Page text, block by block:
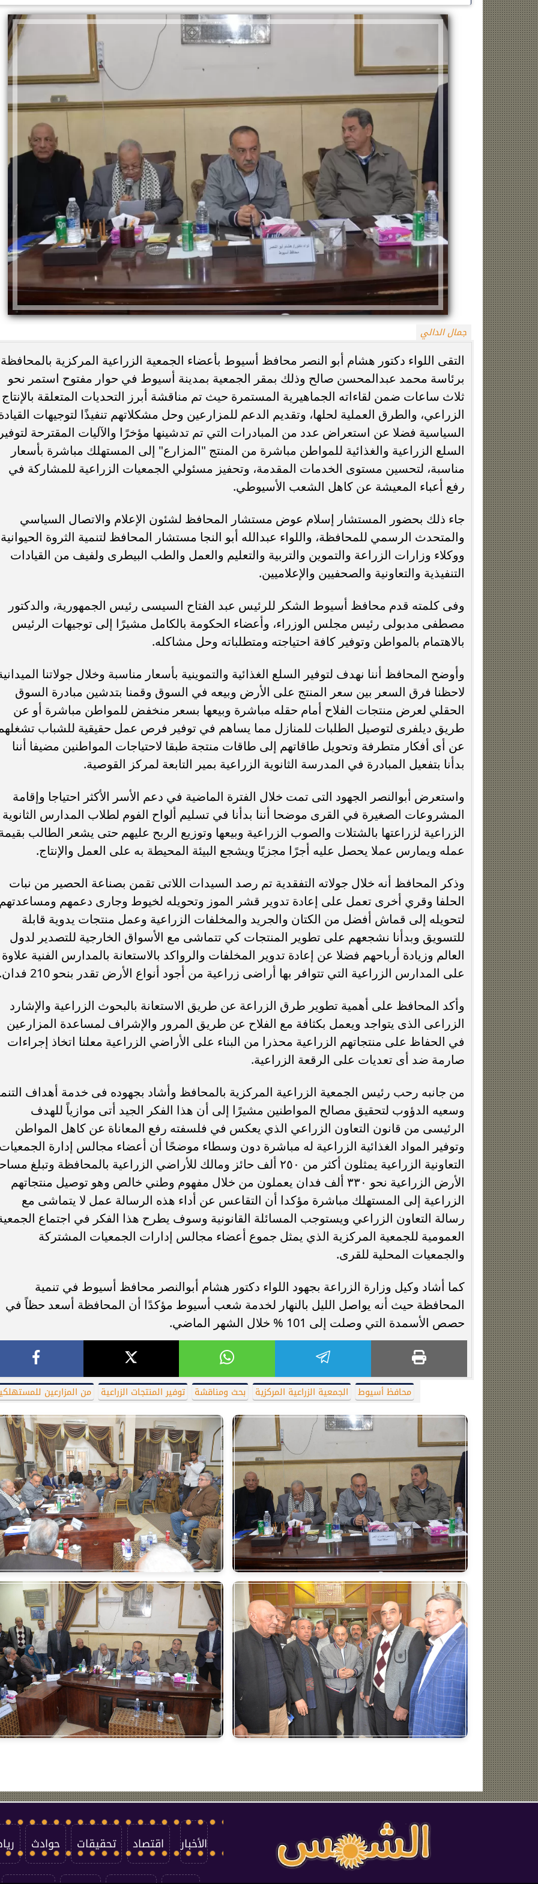
جمال الدالي
التقى اللواء دكتور هشام أبو النصر محافظ أسيوط بأعضاء الجمعية الزراعية المركزية بالمحافظة
برئاسة محمد عبدالمحسن صالح وذلك بمقر الجمعية بمدينة أسيوط في حوار مفتوح استمر نحو
ثلاث ساعات ضمن لقاءاته الجماهيرية المستمرة حيث تم مناقشة أبرز التحديات المتعلقة بالإنتاج
الزراعي، والطرق العملية لحلها، وتقديم الدعم للمزارعين وحل مشكلاتهم تنفيذًا لتوجيهات
السياسية فضلا عن استعراض عدد من المبادرات التي تم تدشينها مؤخرًا والآليات المقترحة
السلع الزراعية والغذائية للمواطن مباشرة من المنتج "المزارع" إلى المستهلك مباشرة بأسعار
مناسبة، لتحسين مستوى الخدمات المقدمة، وتحفيز مسئولي الجمعيات الزراعية للمشاركة في
رفع أعباء المعيشة عن كاهل الشعب الأسيوطي.
جاء ذلك بحضور المستشار إسلام عوض مستشار المحافظ لشئون الإعلام والاتصال السياسي
والمتحدث الرسمي للمحافظة، واللواء عبدالله أبو النجا مستشار المحافظ لتنمية الثروة الحيوانية
ووكلاء وزارات الزراعة والتموين والتربية والتعليم والعمل والطب البيطرى ولفيف من القيادات
التنفيذية والتعاونية والصحفيين والإعلاميين.
وفى كلمته قدم محافظ أسيوط الشكر للرئيس عبد الفتاح السيسى رئيس الجمهورية، والدكتور
مصطفى مدبولى رئيس مجلس الوزراء، وأعضاء الحكومة بالكامل مشيرًا إلى توجيهات الرئيس
بالاهتمام بالمواطن وتوفير كافة احتياجته ومتطلباته وحل مشاكله.
وأوضح المحافظ أننا نهدف لتوفير السلع الغذائية والتموينية بأسعار مناسبة وخلال جولاتنا
لاحظنا فرق السعر بين سعر المنتج على الأرض وبيعه في السوق وقمنا بتدشين مبادرة السوق
الحقلي لعرض منتجات الفلاح أمام حقله مباشرة وبيعها بسعر منخفض للمواطن مباشرة أو عن
طريق ديلفرى لتوصيل الطلبات للمنازل مما يساهم في توفير فرص عمل حقيقية للشباب
عن أى أفكار متطرفة وتحويل طاقاتهم إلى طاقات منتجة طبقا لاحتياجات المواطنين مضيفا أننا
بدأنا بتفعيل المبادرة في المدرسة الثانوية الزراعية بمير التابعة لمركز القوصية.
واستعرض أبوالنصر الجهود التى تمت خلال الفترة الماضية في دعم الأسر الأكثر احتياجا وإقامة
المشروعات الصغيرة في القرى موضحا أننا بدأنا في تسليم ألواح الفوم لطلاب المدارس الثانوية
الزراعية لزراعتها بالشتلات والصوب الزراعية وبيعها وتوزيع الربح عليهم حتى يشعر الطالب
عمله ويمارس عملا يحصل عليه أجرًا مجزيًا ويشجع البيئة المحيطة به على العمل والإنتاج.
وذكر المحافظ أنه خلال جولاته التفقدية تم رصد السيدات اللاتى تقمن بصناعة الحصير من نبات
الحلفا وقري أخرى تعمل على إعادة تدوير قشر الموز وتحويله لخيوط وجارى دعمهم
لتحويله إلى قماش أفضل من الكتان والجريد والمخلفات الزراعية وعمل منتجات يدوية قابلة
للتسويق وبدأنا نشجعهم على تطوير المنتجات كي تتماشى مع الأسواق الخارجية للتصدير لدول
العالم وزيادة أرباحهم فضلا عن إعادة تدوير المخلفات والرواكد بالاستعانة بالمدارس الفنية علاوة
على المدارس الزراعية التي تتوافر بها أراضى زراعية من أجود أنواع الأرض تقدر بنحو 210 فدان.
وأكد المحافظ على أهمية تطوير طرق الزراعة عن طريق الاستعانة بالبحوث الزراعية والإشارد
الزراعى الذى يتواجد ويعمل بكثافة مع الفلاح عن طريق المرور والإشراف لمساعدة المزارعين
في الحفاظ على منتجاتهم الزراعية محذرا من البناء على الأراضي الزراعية معلنا اتخاذ إجراءات
صارمة ضد أى تعديات على الرقعة الزراعية.
من جانبه رحب رئيس الجمعية الزراعية المركزية بالمحافظ وأشاد بجهوده فى خدمة أهداف
وسعيه الدؤوب لتحقيق مصالح المواطنين مشيرًا إلى أن هذا الفكر الجيد أتى موازياً للهدف
الرئيسى من قانون التعاون الزراعي الذي يعكس في فلسفته رفع المعاناة عن كاهل المواطن
وتوفير المواد الغذائية الزراعية له مباشرة دون وسطاء موضحًا أن أعضاء مجالس إدارة
التعاونية الزراعية يمثلون أكثر من ٢٥٠ ألف حائز ومالك للأراضي الزراعية بالمحافظة وتبلغ
الأرض الزراعية نحو ٣٣٠ ألف فدان يعملون من خلال مفهوم وطني خالص وهو توصيل منتجاتهم
الزراعية إلى المستهلك مباشرة مؤكدا أن التقاعس عن أداء هذه الرسالة عمل لا يتماشى مع
رسالة التعاون الزراعي ويستوجب المسائلة القانونية وسوف يطرح هذا الفكر في اجتماع
العمومية للجمعية المركزية الذي يمثل جموع أعضاء مجالس إدارات الجمعيات المشتركة
والجمعيات المحلية للقرى.
كما أشاد وكيل وزارة الزراعة بجهود اللواء دكتور هشام أبوالنصر محافظ أسيوط في تنمية
المحافظة حيث أنه يواصل الليل بالنهار لخدمة شعب أسيوط مؤكدًا أن المحافظة أسعد حظاً في
حصص الأسمدة التي وصلت إلى 101 % خلال الشهر الماضي.
محافظ أسيوط الجمعية الزراعية المركزية بحث ومناقشة توفير المنتجات الزراعية من المزارعين
الزمالك يعلن رسميًا جهاز معتمد جمال قبل
انطلاق موسم 2026-2027
فيلم مطلوب عائليًا.. كريم عبد العزيز
وياسمين صبري في منافسة صيف 2026
وفاة خورخي ميسي والد نجم
صراع طويل مع المرض
الأخبار اقتصاد تحقيقات حوادث